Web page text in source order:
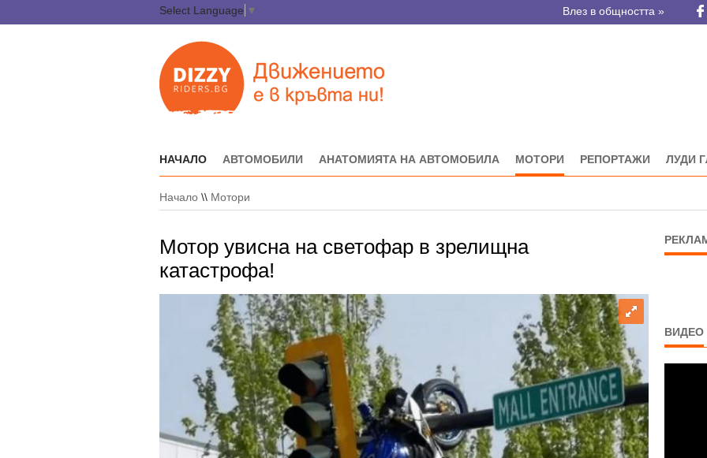
Select Language ▼ Влез в общността »
НАЧАЛО АВТОМОБИЛИ АНАТОМИЯТА НА АВТОМОБИЛА МОТОРИ РЕПОРТАЖИ ЛУДИ
Начало \\ Мотори
Мотор увисна на светофар в зрелищна
катастрофа!
ВИДЕО